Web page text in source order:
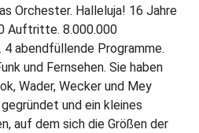
Orchester. Halleluja! 16 Jahre
Auftritte. 8.000.000
abendfüllende Programme.
und Fernsehen. Sie haben
Wader, Wecker und Mey
und ein kleines
auf dem sich die Größen der